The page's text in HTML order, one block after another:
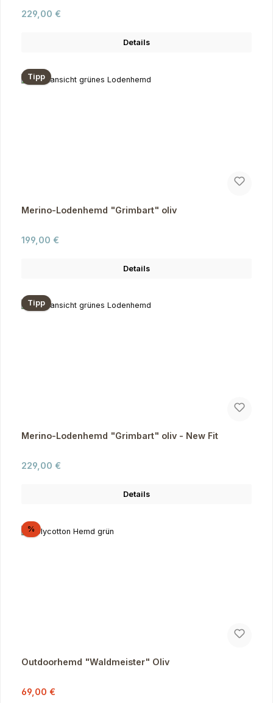
Regulärer Preis:
229,00 €
Details
Tipp
Merino-Lodenhemd "Grimbart" oliv
Regulärer Preis:
199,00 €
Details
Tipp
Merino-Lodenhemd "Grimbart" oliv - New Fit
Regulärer Preis:
229,00 €
Details
%Rabatt
Outdoorhemd "Waldmeister" Oliv
Verkaufspreis:
69,00 €